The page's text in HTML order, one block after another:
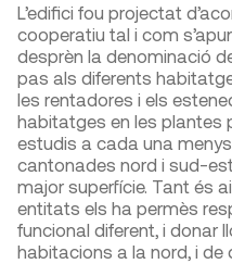
L’edifici fou projectat
cooperatiu tal i com
desprèn la denominació
pas als diferents
les rentadores i els
habitatges en les plantes
estudis a cada una
cantonades nord i sud-
major superfície. Tant és
entitats els ha permès
funcional diferent, i donar
habitacions a la nord, i de